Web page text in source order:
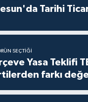
Tarihi
SEÇTIĞI
Yasa Teklifi
farkı